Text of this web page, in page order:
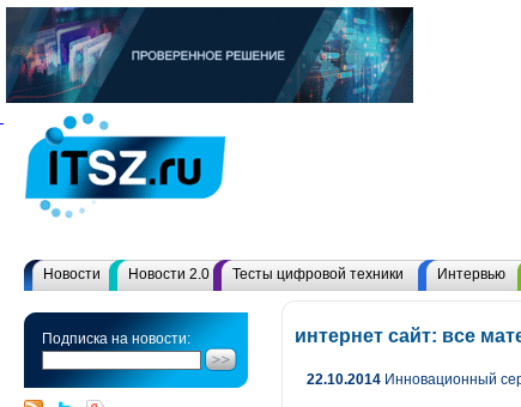
Новости Новости 2.0 Тесты цифровой техники Интервью
Подписка на новости: интернет сайт: все
22.10.2014 Инновационный